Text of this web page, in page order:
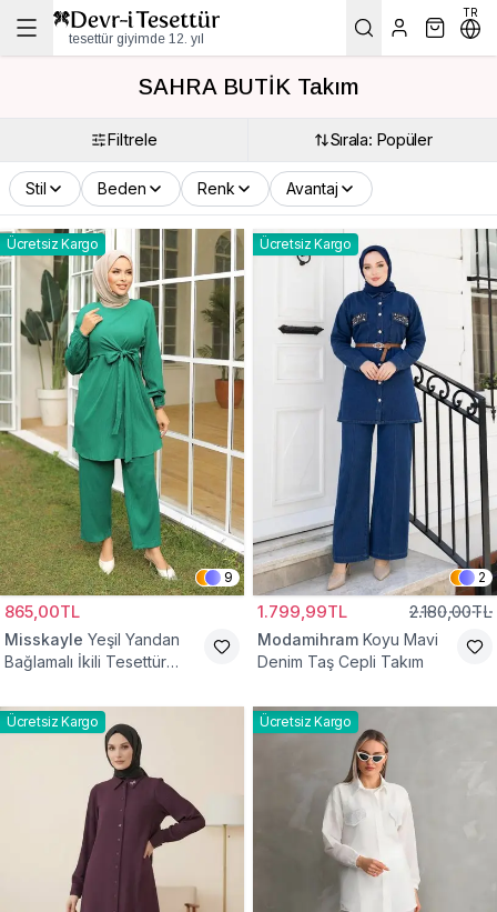
tesettür giyimde 12. yıl
TR
SAHRA BUTİK Takım
Filtrele Sırala: Popüler
Stil Beden Renk Avantaj
Ücretsiz Kargo
9
865,00TL
Misskayle Yeşil Yandan
Bağlamalı İkili Tesettür
Ücretsiz Kargo
2
1.799,99TL 2.180,00TL
Modamihram Koyu Mavi
Denim Taş Cepli Takım
Ücretsiz Kargo Ücretsiz Kargo